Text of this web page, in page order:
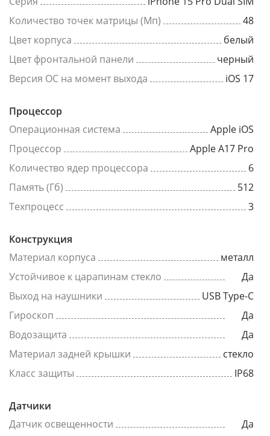
Количество точек матрицы (Мп)
48
Цвет корпуса
белый
Цвет фронтальной панели
черный
Версия ОС на момент выхода
iOS 17
Процессор
Операционная система
Apple iOS
Процессор
Apple A17 Pro
Количество ядер процессора
6
Память (Гб)
512
Техпроцесс
3
Конструкция
Материал корпуса
металл
Устойчивое к царапинам стекло
Да
Выход на наушники
USB Type-C
Гироскоп
Да
Водозащита
Да
Материал задней крышки
стекло
Класс защиты
IP68
Датчики
Датчик освещенности
Да